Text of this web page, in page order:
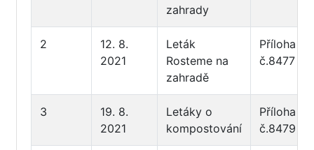
zahrady
2
12. 8.
2021
Leták
Rosteme na
zahradě
Příloha
č.8477
3
19. 8.
2021
Letáky o
kompostování
Příloha
č.8479